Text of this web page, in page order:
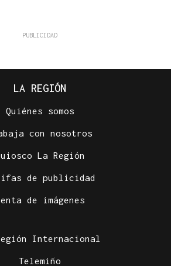
LA REGIÓN
Quiénes somos
con nosotros
La Región
de publicidad
de imágenes
Internacional
Telemiño